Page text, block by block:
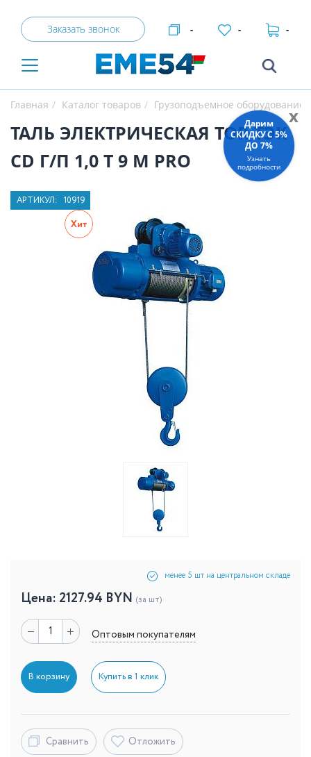
Заказать звонок - - -
Главная Каталог товаров Грузоподъемное оборудование
ТАЛЬ ЭЛЕКТРИЧЕСКАЯ TOR ТЭК
CD Г/П 1,0 Т 9 М PRO
АРТИКУЛ: 10919
менее 5 шт на центральном складе
Цена: 2127.94 BYN (за шт)
Оптовым покупателям
В корзину Купить в 1 клик
Сравнить Отложить
x
Дарим
СКИДКУ C 5%
ДО 7%
Узнать
подробности